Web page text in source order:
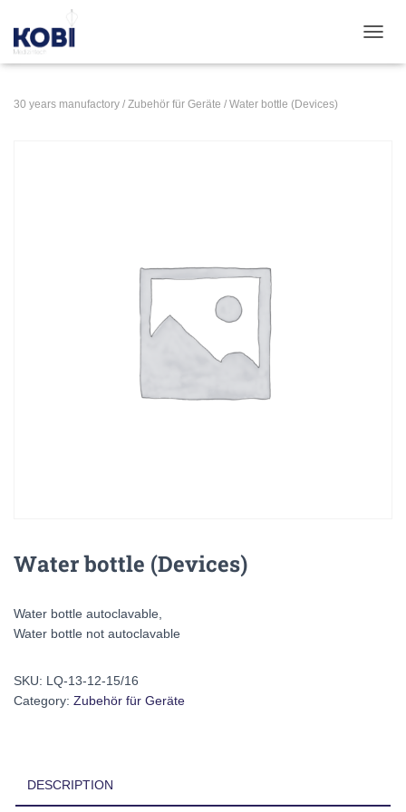
30 years manufactory / Zubehör für Geräte / Water bottle (Devices)
Water bottle (Devices)
Water bottle autoclavable,
Water bottle not autoclavable
SKU: LQ-13-12-15/16
Category: Zubehör für Geräte
DESCRIPTION